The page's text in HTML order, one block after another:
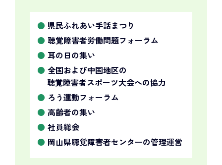
県民ふれあい手話まつり
聴覚障害者労働問題フォーラム
耳の日の集い
全国および中国地区の
聴覚障害者スポーツ大会への協力
ろう運動フォーラム
高齢者の集い
社員総会
岡山県聴覚障害者センターの管理運営